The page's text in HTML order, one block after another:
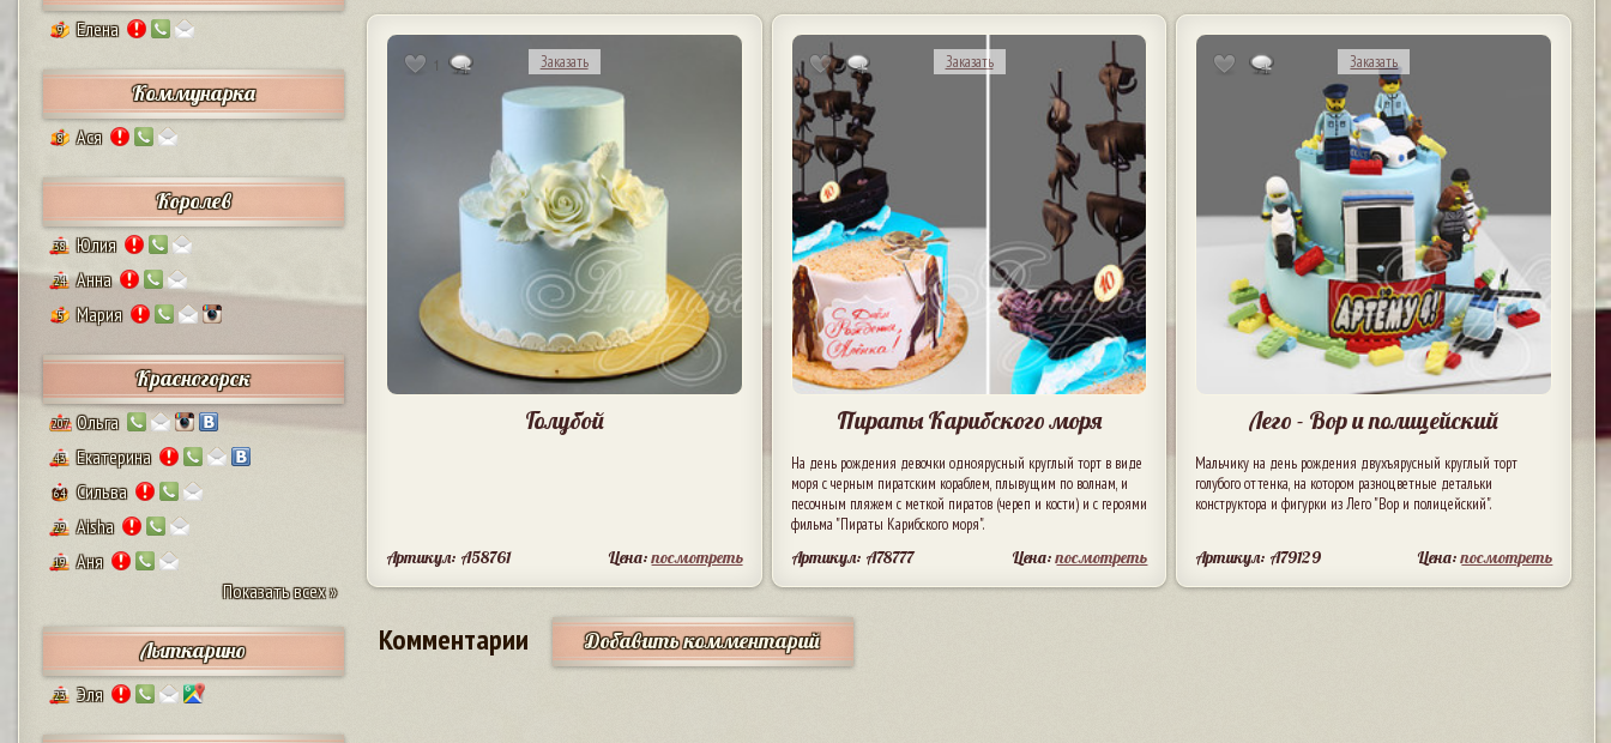
9 Елена
Коммунарка
8 Ася
Королев
38 Юлия
24 Анна
5 Мария
Красногорск
207 Ольга
43 Екатерина
64 Сильва
29 Aisha
19
Аня
Показать всех »
Лыткарино
23 Эля
1 Заказать
Голубой
Артикул: A58761 Цена:посмотреть
Заказать
Пираты Карибского моря
На день рождения девочки одноярусный круглый торт в виде
моря с черным пиратским кораблем, плывущим по волнам, и
песочным пляжем с меткой пиратов (череп и кости) и с героями
фильма "Пираты Карибского моря".
Артикул: A78777 Цена:посмотреть
Заказать
Лего - Вор и полицейский
Мальчику на день рождения двухъярусный круглый торт
голубого оттенка, на котором разноцветные детальки
конструктора и фигурки из Лего "Вор и полицейский".
Артикул: A79129 Цена:посмотреть
Комментарии Добавить комментарий